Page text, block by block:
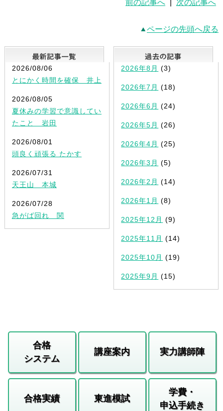
前の記事へ 次の記事へ
ページの先頭へ戻る
最新記事一覧
2026/08/06
とにかく時間を確保 井上
2026/08/05
夏休みの学習で意識してい
たこと 岩田
2026/08/01
頭良く頑張る たかす
2026/07/31
天王山 本城
2026/07/28
急がば回れ 関
2026年8月 (3)
2026年7月 (18)
2026年6月 (24)
2026年5月 (26)
2026年4月 (25)
2026年3月 (5)
2026年2月 (14)
2026年1月 (8)
2025年12月 (9)
2025年11月 (14)
2025年10月 (19)
2025年9月 (15)
合格
システム
講座案内 実力講師陣
合格実績 東進模試
学費・
申込手続き